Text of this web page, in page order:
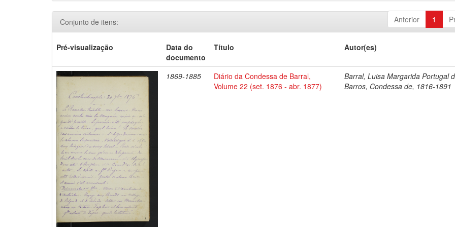
Anterior 1
Conjunto de itens:
Pré-visualização
Data do
documento
Título Autor(es)
1869-1885
Diário da Condessa de Barral,
Volume 22 (set. 1876 - abr. 1877)
Barral, Luisa Margarida Portugal
Barros, Condessa de, 1816-1891